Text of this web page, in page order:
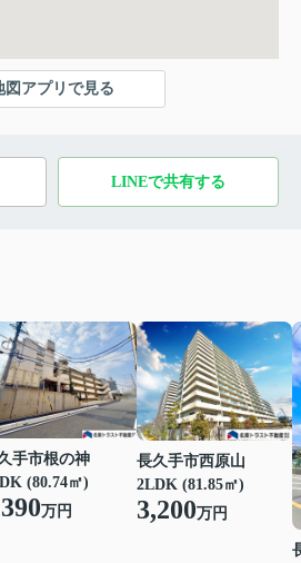
図アプリで見る
LINEで共有する
手市根の神
(80.74㎡)
万円
長久手市西原山
2LDK (81.85㎡)
3,200万円